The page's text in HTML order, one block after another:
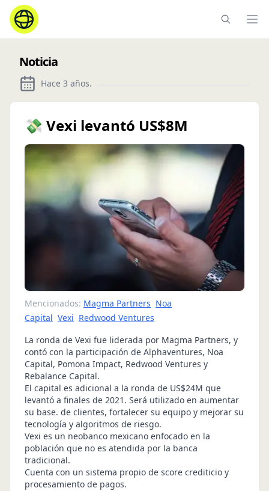
Noticia
Hace 3 años.
💸 Vexi levantó US$8M
Mencionados: Magma Partners Noa
Capital Vexi Redwood Ventures
La ronda de Vexi fue liderada por Magma Partners, y
contó con la participación de Alphaventures, Noa
Capital, Pomona Impact, Redwood Ventures y
Rebalance Capital.
El capital es adicional a la ronda de US$24M que
levantó a finales de 2021. Será utilizado en aumentar
su base. de clientes, fortalecer su equipo y mejorar su
tecnología y algoritmos de riesgo.
Vexi es un neobanco mexicano enfocado en la
población que no es atendida por la banca
tradicional.
Cuenta con un sistema propio de score crediticio y
procesamiento de pagos.